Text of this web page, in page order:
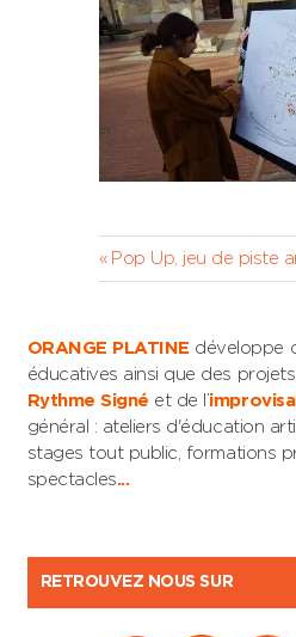
Navigation
l’article
Previous
Post:
Pop Up, jeu de piste
ORANGE PLATINE développe
éducatives ainsi que des
Rythme Signé et de l’
général : ateliers d'éducation
stages tout public, formations
spectacles...
RETROUVEZ NOUS SUR